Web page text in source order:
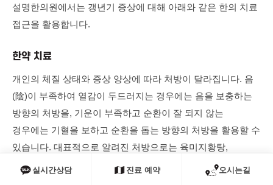
실시간상담 진료 예약 오시는길
설명한의원에서는 갱년기 증상에 대해 아래와 같은 한의 치료
접근을 활용합니다.
한약 치료
개인의 체질 상태와 증상 양상에 따라 처방이 달라집니다. 음
(陰)이 부족하여 열감이 두드러지는 경우에는 음을 보충하는
방향의 처방을, 기운이 부족하고 순환이 잘 되지 않는
경우에는 기혈을 보하고 순환을 돕는 방향의 처방을 활용할 수
있습니다. 대표적으로 알려진 처방으로는 육미지황탕,
가미소요산, 온경탕 등이 있으며, 이는 개인의 상태에 따라